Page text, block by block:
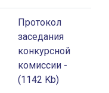
Протокол
заседания
конкурсной
комиссии -
(1142 Kb)